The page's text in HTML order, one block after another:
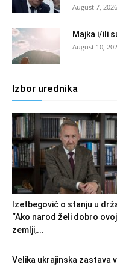
August 7, 2026
Majka i/ili
August 10,
Izbor urednika
Izetbegović o stanju u
“Ako narod želi dobro ovoj
zemlji,...
Velika ukrajinska zastava